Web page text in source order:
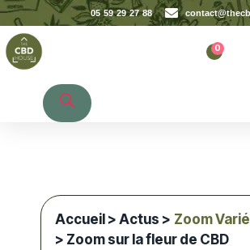
05 59 29 27 88
0
Accueil >Actus > Zoom
> Zoom sur la fleur de CBD